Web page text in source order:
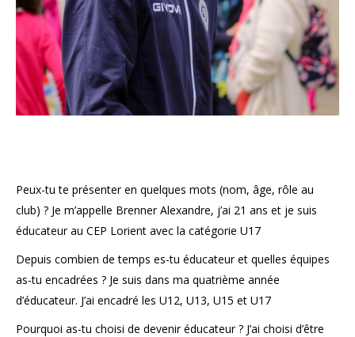
Peux-tu te présenter en quelques mots (nom, âge, rôle au
club) ? Je m’appelle Brenner Alexandre, j’ai 21 ans et je suis
éducateur au CEP Lorient avec la catégorie U17
Depuis combien de temps es-tu éducateur et quelles équipes
as-tu encadrées ? Je suis dans ma quatrième année
d’éducateur. J’ai encadré les U12, U13, U15 et U17
Pourquoi as-tu choisi de devenir éducateur ? J’ai choisi d’être